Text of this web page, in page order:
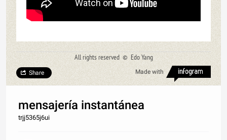
All rights reserved © Edo Yang
Made with
Share
mensajería instantánea
trjj5365j6ui